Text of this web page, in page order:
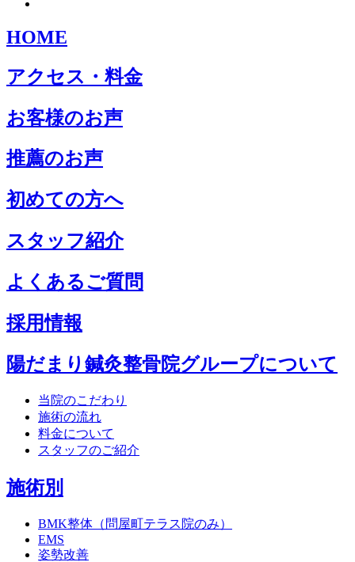
HOME
アクセス・料金
お客様のお声
推薦のお声
初めての方へ
スタッフ紹介
よくあるご質問
採用情報
陽だまり鍼灸整骨院グループについて
当院のこだわり
施術の流れ
料金について
スタッフのご紹介
施術別
BMK整体（問屋町テラス院のみ）
EMS
姿勢改善